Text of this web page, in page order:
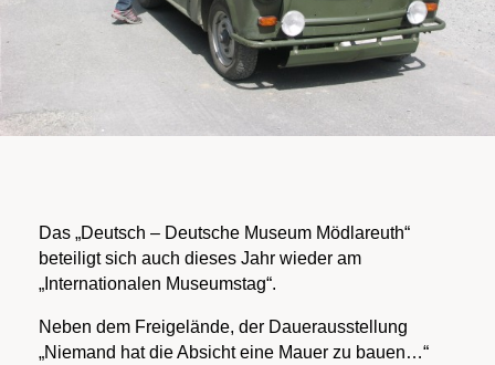
Das „Deutsch – Deutsche Museum Mödlareuth“
beteiligt sich auch dieses Jahr wieder am
„Internationalen Museumstag“.
Neben dem Freigelände, der Dauerausstellung
„Niemand hat die Absicht eine Mauer zu bauen…“